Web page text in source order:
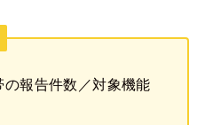
報告件数／対象機能